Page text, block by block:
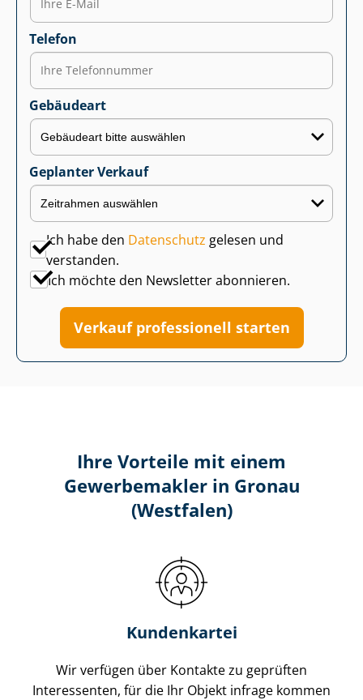
Telefon
Gebäudeart
Geplanter Verkauf
Ich habe den Datenschutz gelesen und
verstanden.
Ich möchte den Newsletter abonnieren.
Verkauf professionell starten
Ihre Vorteile mit einem
Gewerbemakler in Gronau
(Westfalen)
Kundenkartei
Wir verfügen über Kontakte zu geprüften
Interessenten, für die Ihr Objekt infrage kommen